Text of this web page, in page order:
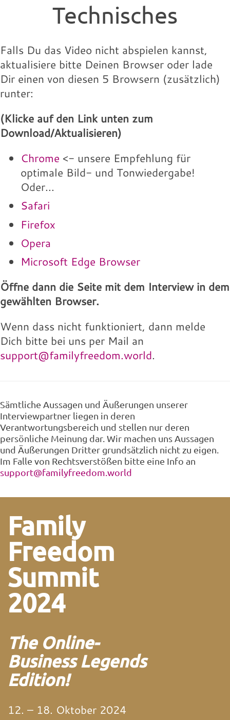
Technisches
Falls Du das Video nicht abspielen kannst,
aktualisiere bitte Deinen Browser oder lade
Dir einen von diesen 5 Browsern (zusätzlich)
runter:
(Klicke auf den Link unten zum
Download/Aktualisieren)
Chrome <- unsere Empfehlung für
optimale Bild- und Tonwiedergabe!
Oder...
Safari
Firefox
Opera
Microsoft Edge Browser
Öffne dann die Seite mit dem Interview in dem
gewählten Browser.
Wenn dass nicht funktioniert, dann melde
Dich bitte bei uns per Mail an
support@familyfreedom.world.
Sämtliche Aussagen und Äußerungen unserer
Interviewpartner liegen in deren
Verantwortungsbereich und stellen nur deren
persönliche Meinung dar. Wir machen uns Aussagen
und Äußerungen Dritter grundsätzlich nicht zu eigen.
Im Falle von Rechtsverstößen bitte eine Info an
support@familyfreedom.world
Family
Freedom
Summit
2024
The Online-
Business Legends
Edition!
12. – 18. Oktober 2024